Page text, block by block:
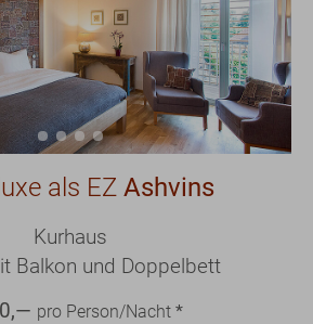
als EZ Ashvins
Kurhaus
Balkon und Doppelbett
,— pro Person/Nacht *